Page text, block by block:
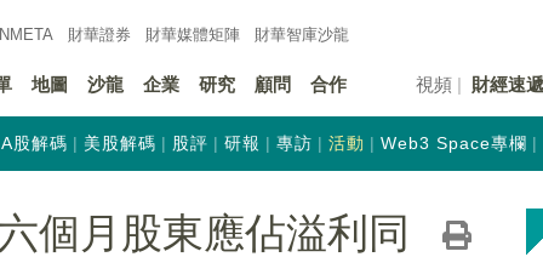
財華證券 財華媒體矩陣 財華智庫沙龍
地圖 沙龍 企業 研究 顧問 合作 視頻 財經速遞
A股解碼 美股解碼 股評 研報 專訪 活動 Web3 Space專欄
個月股東應佔溢利同